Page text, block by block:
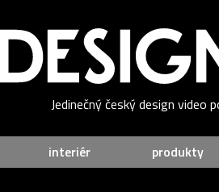
Jedinečný český design video
interiér produkty